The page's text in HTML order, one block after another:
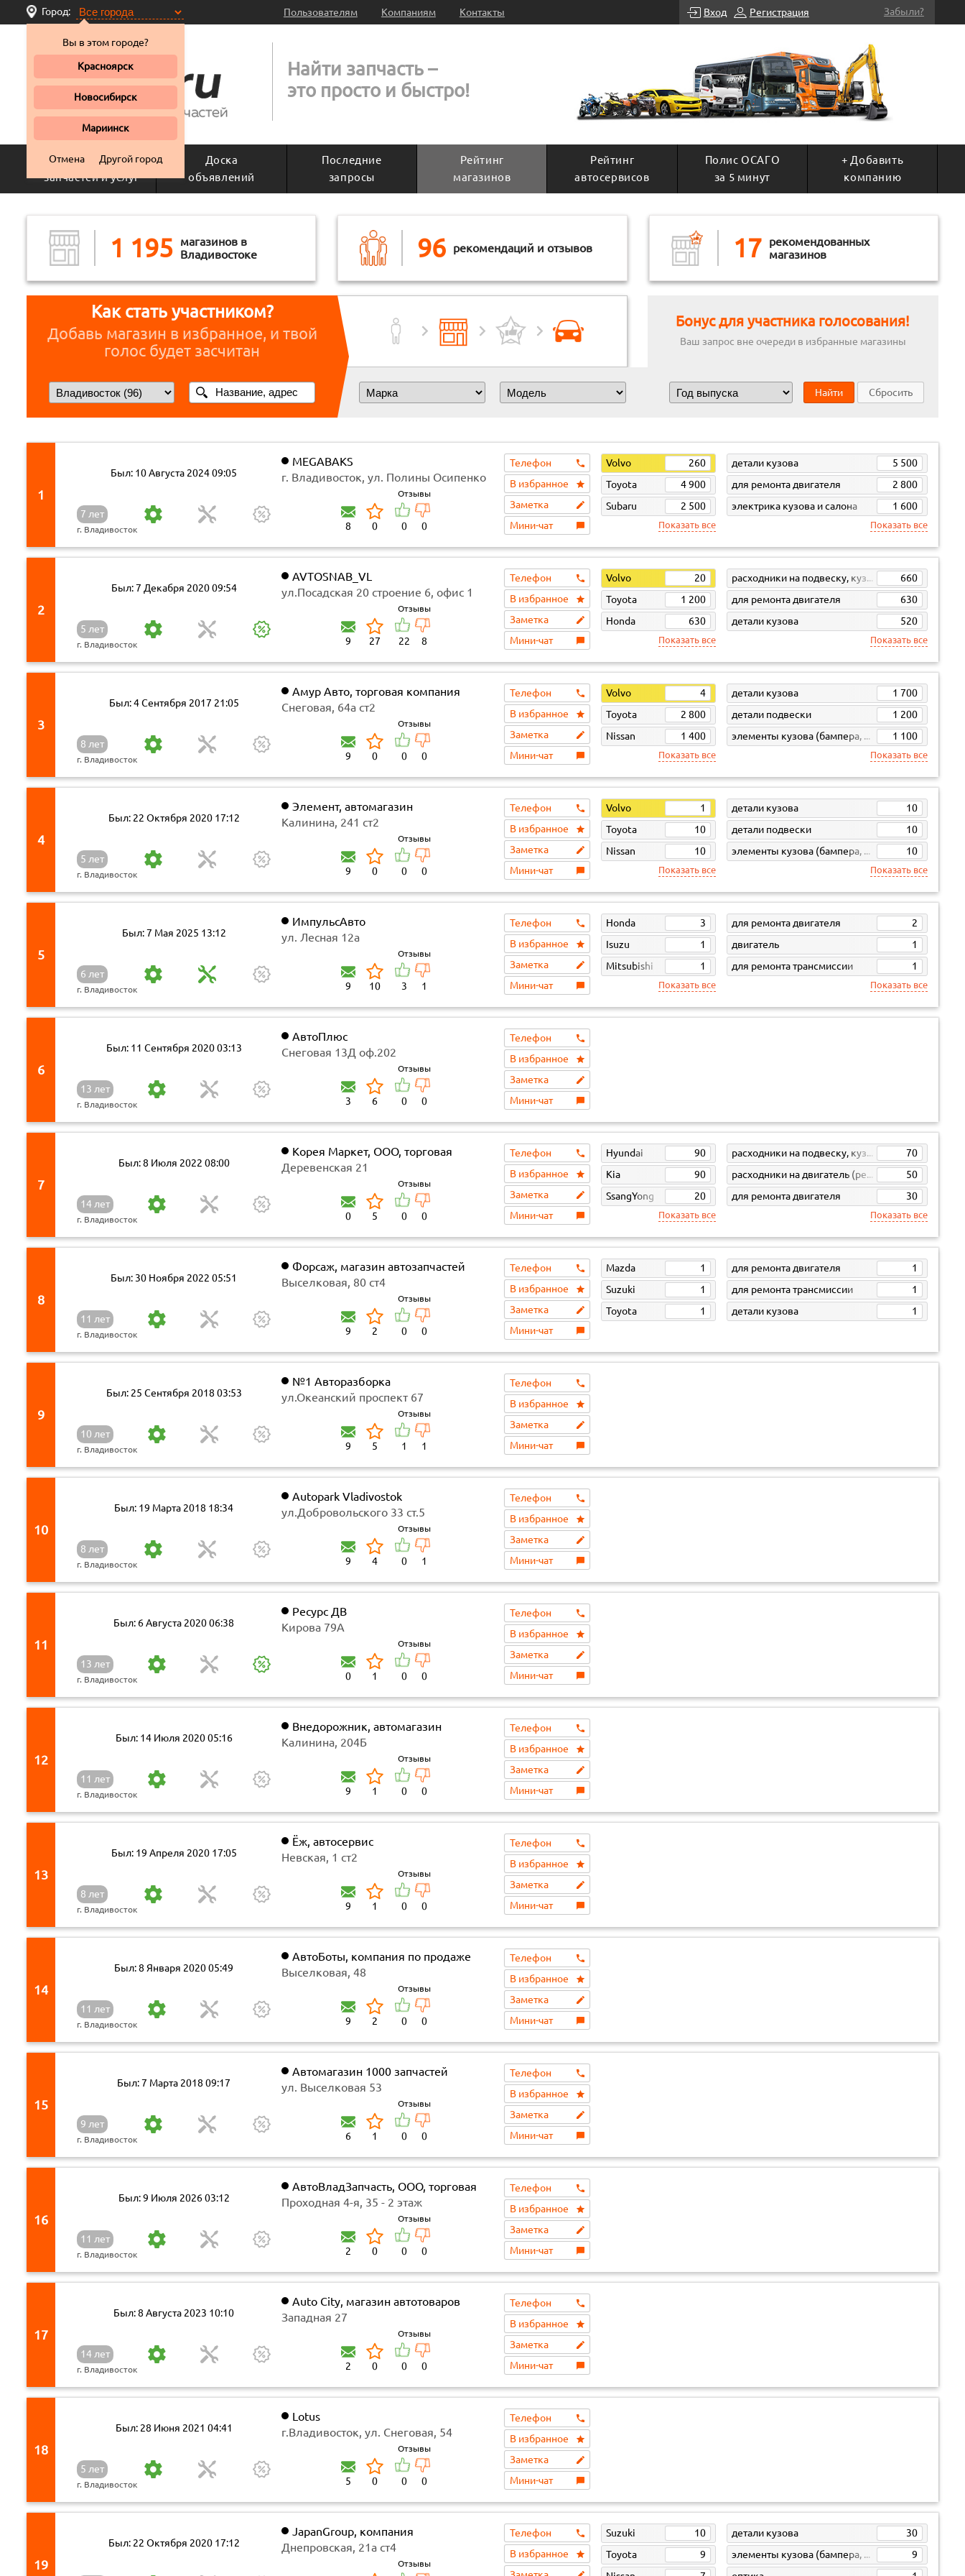
Город:
Вы в этом городе?
Красноярск
Новосибирск
Мариинск
Отмена Другой город
Пользователям Компаниям Контакты Вход Регистрация Забыли?
Найти запчасть –
это просто и быстро!
Поиск
запчастей и услуг
Доска
объявлений
Последние
запросы
Рейтинг
магазинов
Рейтинг
автосервисов
Полис ОСАГО
за 5 минут
+ Добавить
компанию
1 195
магазинов в
Владивостоке
96 рекомендаций и отзывов 17
рекомендованных
магазинов
Как стать участником?
Добавь магазин в избранное, и твой
голос будет засчитан
Бонус для участника голосования!
Ваш запрос вне очереди в избранные магазины
Найти Сбросить
1
Был: 10 Августа 2024 09:05
7 лет
г. Владивосток
MEGABAKS
г. Владивосток, ул. Полины Осипенко
8 0
Отзывы
0 0
Телефон
В избранное
Заметка
Мини-чат
Volvo
260
Toyota
4 900
Subaru
2 500
Показать все
детали кузова
5 500
для ремонта двигателя
2 800
электрика кузова и салона
1 600
Показать все
2
Был: 7 Декабря 2020 09:54
5 лет
г. Владивосток
AVTOSNAB_VL
ул.Посадская 20 строение 6, офис 1
9 27
Отзывы
22 8
Телефон
В избранное
Заметка
Мини-чат
Volvo
20
Toyota
1 200
Honda
630
Показать все
расходники на подвеску, кузов, кпп
660
для ремонта двигателя
630
детали кузова
520
Показать все
3
Был: 4 Сентября 2017 21:05
8 лет
г. Владивосток
Амур Авто, торговая компания
Снеговая, 64а ст2
9 0
Отзывы
0 0
Телефон
В избранное
Заметка
Мини-чат
Volvo
4
Toyota
2 800
Nissan
1 400
Показать все
детали кузова
1 700
детали подвески
1 200
элементы кузова (бампера, жесть)
1 100
Показать все
4
Был: 22 Октября 2020 17:12
5 лет
г. Владивосток
Элемент, автомагазин
Калинина, 241 ст2
9 0
Отзывы
0 0
Телефон
В избранное
Заметка
Мини-чат
Volvo
1
Toyota
10
Nissan
10
Показать все
детали кузова
10
детали подвески
10
элементы кузова (бампера, жесть)
10
Показать все
5
Был: 7 Мая 2025 13:12
6 лет
г. Владивосток
ИмпульсАвто
ул. Лесная 12а
9 10
Отзывы
3 1
Телефон
В избранное
Заметка
Мини-чат
Honda
3
Isuzu
1
Mitsubishi
1
Показать все
для ремонта двигателя
2
двигатель
1
для ремонта трансмиссии
1
Показать все
6
Был: 11 Сентября 2020 03:13
13 лет
г. Владивосток
АвтоПлюс
Снеговая 13Д оф.202
3 6
Отзывы
0 0
Телефон
В избранное
Заметка
Мини-чат
7
Был: 8 Июля 2022 08:00
14 лет
г. Владивосток
Корея Маркет, ООО, торговая
компания
Деревенская 21
0 5
Отзывы
0 0
Телефон
В избранное
Заметка
Мини-чат
Hyundai
90
Kia
90
SsangYong
20
Показать все
расходники на подвеску, кузов, кпп
70
расходники на двигатель (ремни, свечи, фильтра)
50
для ремонта двигателя
30
Показать все
8
Был: 30 Ноября 2022 05:51
11 лет
г. Владивосток
Форсаж, магазин автозапчастей
Выселковая, 80 ст4
9 2
Отзывы
0 0
Телефон
В избранное
Заметка
Мини-чат
Mazda
1
Suzuki
1
Toyota
1
для ремонта двигателя
1
для ремонта трансмиссии
1
детали кузова
1
9
Был: 25 Сентября 2018 03:53
10 лет
г. Владивосток
№1 Авторазборка
ул.Океанский проспект 67
9 5
Отзывы
1 1
Телефон
В избранное
Заметка
Мини-чат
10
Был: 19 Марта 2018 18:34
8 лет
г. Владивосток
Autopark Vladivostok
ул.Добровольского 33 ст.5
9 4
Отзывы
0 1
Телефон
В избранное
Заметка
Мини-чат
11
Был: 6 Августа 2020 06:38
13 лет
г. Владивосток
Ресурс ДВ
Кирова 79А
0 1
Отзывы
0 0
Телефон
В избранное
Заметка
Мини-чат
12
Был: 14 Июля 2020 05:16
11 лет
г. Владивосток
Внедорожник, автомагазин
Калинина, 204Б
9 1
Отзывы
0 0
Телефон
В избранное
Заметка
Мини-чат
13
Был: 19 Апреля 2020 17:05
8 лет
г. Владивосток
Ёж, автосервис
Невская, 1 ст2
9 1
Отзывы
0 0
Телефон
В избранное
Заметка
Мини-чат
14
Был: 8 Января 2020 05:49
11 лет
г. Владивосток
АвтоБоты, компания по продаже
автозапчастей и автомобилей
Выселковая, 48
9 2
Отзывы
0 0
Телефон
В избранное
Заметка
Мини-чат
15
Был: 7 Марта 2018 09:17
9 лет
г. Владивосток
Автомагазин 1000 запчастей
ул. Выселковая 53
6 1
Отзывы
0 0
Телефон
В избранное
Заметка
Мини-чат
16
Был: 9 Июля 2026 03:12
11 лет
г. Владивосток
АвтоВладЗапчасть, ООО, торговая
компания
Проходная 4-я, 35 - 2 этаж
2 0
Отзывы
0 0
Телефон
В избранное
Заметка
Мини-чат
17
Был: 8 Августа 2023 10:10
14 лет
г. Владивосток
Auto City, магазин автотоваров
Западная 27
2 0
Отзывы
0 0
Телефон
В избранное
Заметка
Мини-чат
18
Был: 28 Июня 2021 04:41
5 лет
г. Владивосток
Lotus
г.Владивосток, ул. Снеговая, 54
5 0
Отзывы
0 0
Телефон
В избранное
Заметка
Мини-чат
19
Был: 22 Октября 2020 17:12
JapanGroup, компания
Днепровская, 21а ст4
Отзывы
Телефон
В избранное
Suzuki
10
Toyota
9
детали кузова
30
элементы кузова (бампера, жесть)
9